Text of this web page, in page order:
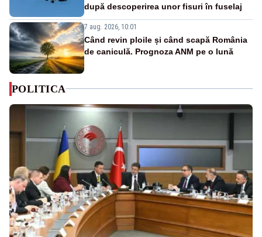
după descoperirea unor fisuri în fuselaj
7 aug. 2026, 10:01
Când revin ploile și când scapă România
de caniculă. Prognoza ANM pe o lună
POLITICA